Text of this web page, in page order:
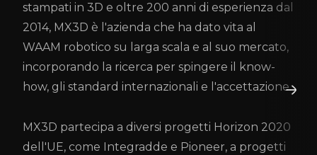
stampati in 3D e oltre 200 anni di esperienza dal
2014, MX3D è l'azienda che ha dato vita al
WAAM robotico su larga scala e al suo mercato,
incorporando la ricerca per spingere il know-
how, gli standard internazionali e l'accettazione.
MX3D partecipa a diversi progetti Horizon 2020
dell'UE, come Integradde e Pioneer, a progetti